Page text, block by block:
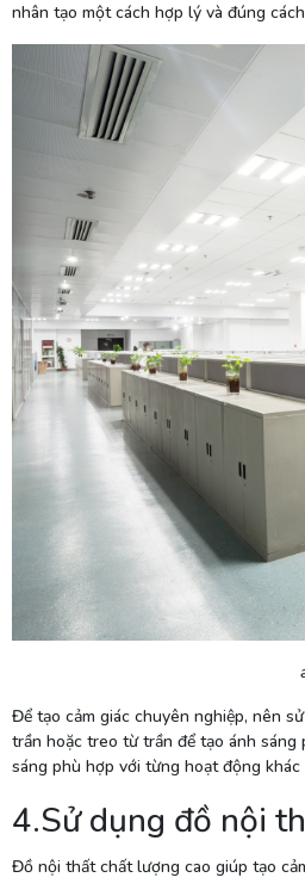
nhân tạo một cách hợp lý và đúng
Để tạo cảm giác chuyên nghiệp, nên
trần hoặc treo từ trần để tạo ánh sáng
sáng phù hợp với từng hoạt động
4.Sử dụng đồ nội
Đồ nội thất chất lượng cao giúp tạo